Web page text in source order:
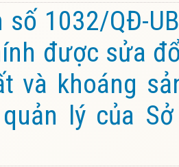
số 1032/QĐ-
được sửa
và khoáng
lý của